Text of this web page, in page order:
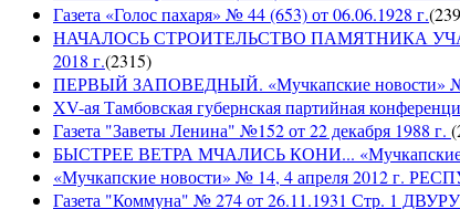
Газета «Голос пахаря» № 44 (653) от 06.06.1928 г.(
НАЧАЛОСЬ СТРОИТЕЛЬСТВО ПАМЯТНИКА
2018 г.(2315)
ПЕРВЫЙ ЗАПОВЕДНЫЙ. «Мучкапские новости» №
XV-ая Тамбовская губернская партийная
Газета "Заветы Ленина" №152 от 22 декабря 1988 г. (
БЫСТРЕЕ ВЕТРА МЧАЛИСЬ КОНИ... «Мучкапские
«Мучкапские новости» № 14, 4 апреля 2012 г.
Газета "Коммуна" № 274 от 26.11.1931 Стр. 1